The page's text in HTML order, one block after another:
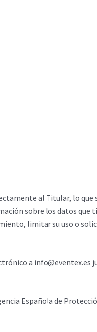
al Titular, lo que
sobre los datos que
limitar su uso o
a info@eventex.es
Española de